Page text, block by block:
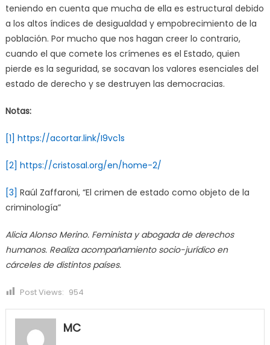
teniendo en cuenta que mucha de ella es estructural debido
a los altos índices de desigualdad y empobrecimiento de la
población. Por mucho que nos hagan creer lo contrario,
cuando el que comete los crímenes es el Estado, quien
pierde es la seguridad, se socavan los valores esenciales del
estado de derecho y se destruyen las democracias.
Notas:
[1] https://acortar.link/I9vc1s
[2] https://cristosal.org/en/home-2/
[3] Raúl Zaffaroni, “El crimen de estado como objeto de la
criminología”
Alicia Alonso Merino. Feminista y abogada de derechos
humanos. Realiza acompañamiento socio-jurídico en
cárceles de distintos países.
Post Views: 954
MC